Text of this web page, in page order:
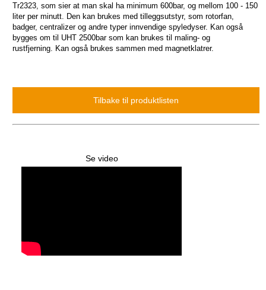
Tr2323, som sier at man skal ha minimum 600bar, og mellom 100 - 150
liter per minutt. Den kan brukes med tilleggsutstyr, som rotorfan,
badger, centralizer og andre typer innvendige spyledyser. Kan også
bygges om til UHT 2500bar som kan brukes til maling- og
rustfjerning.
Kan også brukes sammen med magnetklatrer.
Se video